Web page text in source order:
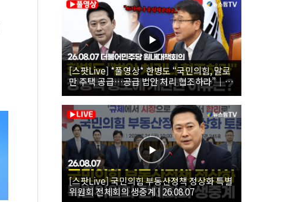
[스팟Live] *풀영상* 한병도 “국민의힘, 말로
만 주택 공급…공급 법안 처리 협조하라”｜
26.08.07 더불어민주당 원내대책회의
[스팟Live] 국민의힘 부동산정책 정상화 특별
위원회 전체회의 생중계 | 26.08.07